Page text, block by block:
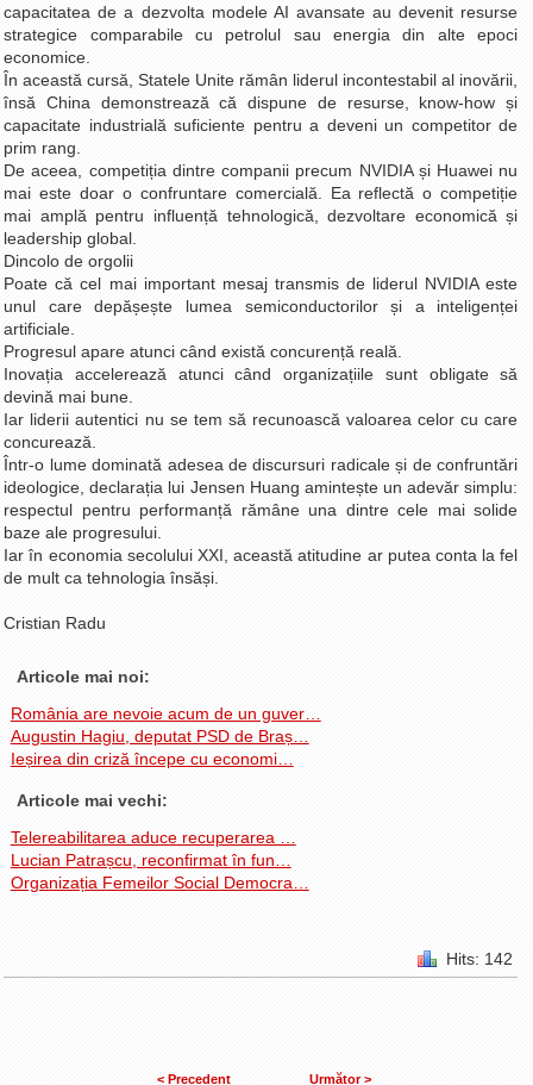
capacitatea de a dezvolta modele AI avansate au devenit resurse
strategice comparabile cu petrolul sau energia din alte epoci
economice.
În această cursă, Statele Unite rămân liderul incontestabil al inovării,
însă China demonstrează că dispune de resurse, know-how și
capacitate industrială suficiente pentru a deveni un competitor de
prim rang.
De aceea, competiția dintre companii precum NVIDIA și Huawei nu
mai este doar o confruntare comercială. Ea reflectă o competiție
mai amplă pentru influență tehnologică, dezvoltare economică și
leadership global.
Dincolo de orgolii
Poate că cel mai important mesaj transmis de liderul NVIDIA este
unul care depășește lumea semiconductorilor și a inteligenței
artificiale.
Progresul apare atunci când există concurență reală.
Inovația accelerează atunci când organizațiile sunt obligate să
devină mai bune.
Iar liderii autentici nu se tem să recunoască valoarea celor cu care
concurează.
Într-o lume dominată adesea de discursuri radicale și de confruntări
ideologice, declarația lui Jensen Huang amintește un adevăr simplu:
respectul pentru performanță rămâne una dintre cele mai solide
baze ale progresului.
Iar în economia secolului XXI, această atitudine ar putea conta la fel
de mult ca tehnologia însăși.
Cristian Radu
Articole mai noi:
România are nevoie acum de un guver…
Augustin Hagiu, deputat PSD de Braș…
Ieșirea din criză începe cu economi…
Articole mai vechi:
Telereabilitarea aduce recuperarea …
Lucian Patrașcu, reconfirmat în fun…
Organizația Femeilor Social Democra…
Hits: 142
< Precedent Următor >